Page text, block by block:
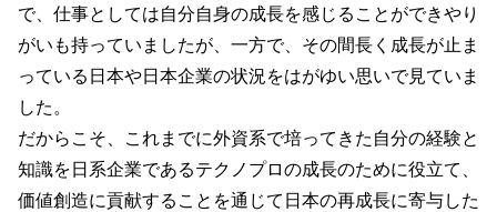
で、仕事としては自分自身の成長を感じることができやり
がいも持っていましたが、一方で、その間長く成長が止ま
っている日本や日本企業の状況をはがゆい思いで見ていま
した。
だからこそ、これまでに外資系で培ってきた自分の経験と
知識を日系企業であるテクノプロの成長のために役立て、
価値創造に貢献することを通じて日本の再成長に寄与した